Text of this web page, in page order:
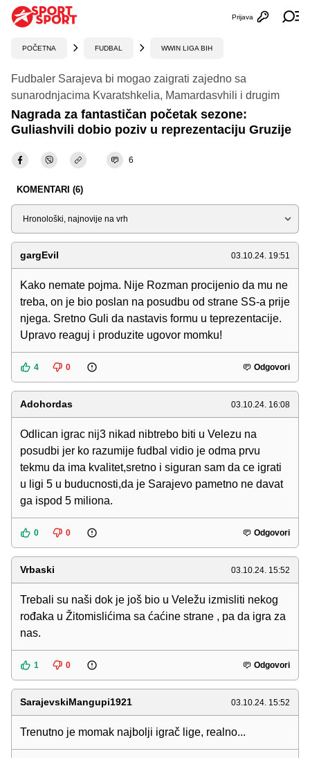
Otvori
Prijava
POČETNA FUDBAL WWIN LIGA BIH
Fudbaler Sarajeva bi mogao zaigrati zajedno sa
sunarodnjacima Kvaratshkelia, Mamardasvhili i drugim
Nagrada za fantastičan početak sezone:
Guliashvili dobio poziv u reprezentaciju Gruzije
6
KOMENTARI (6)
Sortiraj
gargEvil 03.10.24. 19:51
Kako nemate pojma. Nije Rozman procijenio da mu ne
treba, on je bio poslan na posudbu od strane SS-a prije
njega. Sretno Guli da nastavis formu u teprezentacije.
Upravo reaguj i produzite ugovor momku!
4 0 Odgovori
Adohordas 03.10.24. 16:08
Odlican igrac nij3 nikad nibtrebo biti u Velezu na
posudbi jer ko razumije fudbal vidio je odma prvu
tekmu da ima kvalitet,sretno i siguran sam da ce igrati
u ligi 5 u buducnosti,da je Sarajevo pametno ne davat
ga ispod 5 miliona.
0 0 Odgovori
Vrbaski 03.10.24. 15:52
Trebali su naši dok je još bio u Veležu izmisliti nekog
rođaka u Žitomislićima sa ćaćine strane , pa da igra za
nas.
1 0 Odgovori
SarajevskiMangupi1921 03.10.24. 15:52
Trenutno je momak najbolji igrač lige, realno...